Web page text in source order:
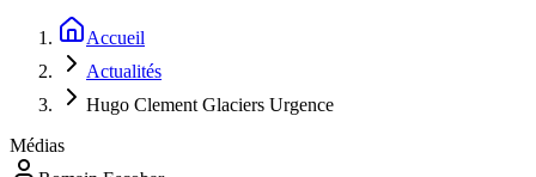
Accueil
Actualités
Hugo Clement Glaciers Urgence
Médias